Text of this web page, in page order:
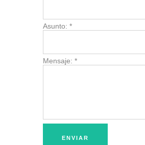
Asunto: *
Mensaje: *